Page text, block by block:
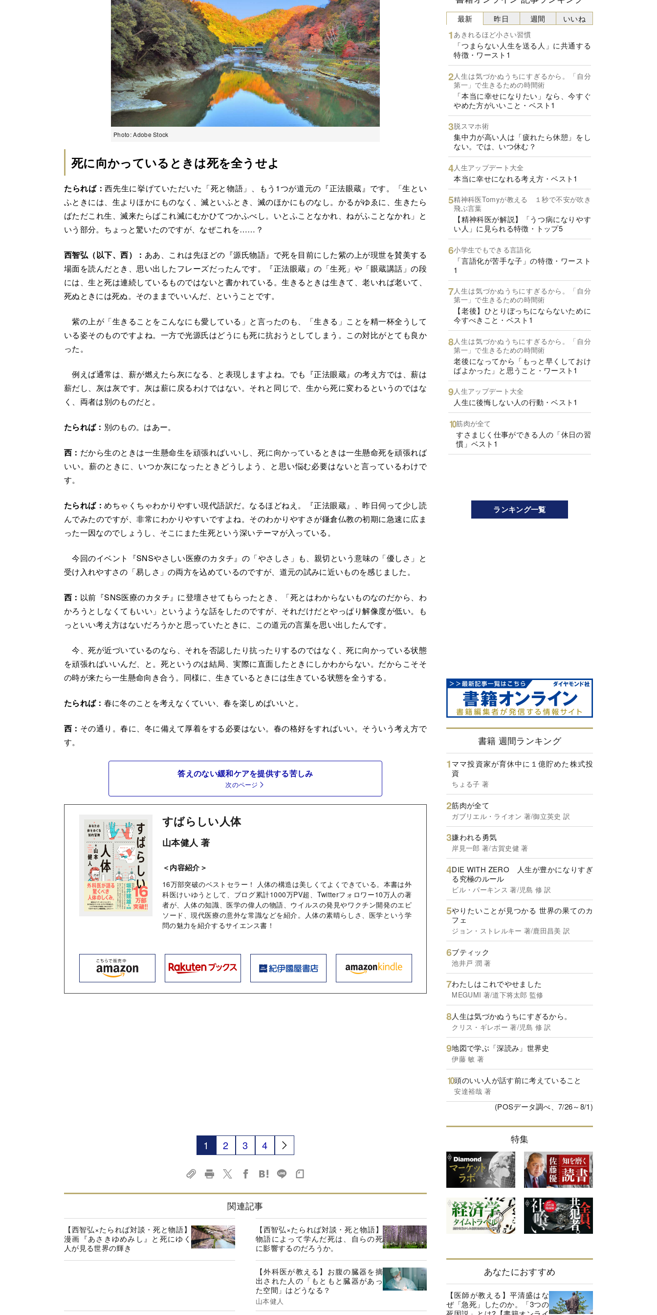
Photo: Adobe Stock
死に向かっているときは死を全うせよ
たられば：西先生に挙げていただいた「死と物語」、もう1つが道元の『正法眼蔵』です。「生とい
ふときには、生よりほかにものなく、滅といふとき、滅のほかにものなし。かるがゆゑに、生きたら
ばただこれ生、滅来たらばこれ滅にむかひてつかふべし。いとふことなかれ、ねがふことなかれ」と
いう部分。ちょっと驚いたのですが、なぜこれを……？
西智弘（以下、西）： ああ、これは先ほどの『源氏物語』で死を目前にした紫の上が現世を賛美する
場面を読んだとき、思い出したフレーズだったんです。『正法眼蔵』の「生死」や「眼蔵講話」の段
には、生と死は連続しているものではないと書かれている。生きるときは生きて、老いれば老いて、
死ぬときには死ぬ。そのままでいいんだ、ということです。
紫の上が「生きることをこんなにも愛している」と言ったのも、「生きる」ことを精一杯全うして
いる姿そのものですよね。一方で光源氏はどうにも死に抗おうとしてしまう。この対比がとても良か
った。
例えば通常は、薪が燃えたら灰になる、と表現しますよね。でも『正法眼蔵』の考え方では、薪は
薪だし、灰は灰です。灰は薪に戻るわけではない。それと同じで、生から死に変わるというのではな
く、両者は別のものだと。
たられば： 別のもの。はあー。
西： だから生のときは一生懸命生を頑張ればいいし、死に向かっているときは一生懸命死を頑張れば
いい。薪のときに、いつか灰になったときどうしよう、と思い悩む必要はないと言っているわけで
す。
たられば：めちゃくちゃわかりやすい現代語訳だ。なるほどねえ。『正法眼蔵』、昨日伺って少し読
んでみたのですが、非常にわかりやすいですよね。そのわかりやすさが鎌倉仏教の初期に急速に広ま
った一因なのでしょうし、そこにまた生死という深いテーマが入っている。
今回のイベント『SNSやさしい医療のカタチ』の「やさしさ」も、親切という意味の「優しさ」と
受け入れやすさの「易しさ」の両方を込めているのですが、道元の試みに近いものを感じました。
西： 以前『SNS医療のカタチ』に登壇させてもらったとき、「死とはわからないものなのだから、わ
かろうとしなくてもいい」というような話をしたのですが、それだけだとやっぱり解像度が低い。も
っといい考え方はないだろうかと思っていたときに、この道元の言葉を思い出したんです。
今、死が近づいているのなら、それを否認したり抗ったりするのではなく、死に向かっている状態
を頑張ればいいんだ、と。死というのは結局、実際に直面したときにしかわからない。だからこそそ
の時が来たら一生懸命向き合う。同様に、生きているときには生きている状態を全うする。
たられば： 春に冬のことを考えなくていい、春を楽しめばいいと。
西： その通り。春に、冬に備えて厚着をする必要はない。春の格好をすればいい。そういう考え方で
す。
答えのない緩和ケアを提供する苦しみ
次のページ
すばらしい人体
山本健人 著
＜内容紹介＞
16万部突破のベストセラー！ 人体の構造は美しくてよくできている。本書は外
科医けいゆうとして、ブログ累計1000万PV超、Twitterフォロワー10万人の著
者が、人体の知識、医学の偉人の物語、ウイルスの発見やワクチン開発のエピ
ソード、現代医療の意外な常識などを紹介。人体の素晴らしさ、医学という学
問の魅力を紹介するサイエンス書！
1 2 3 4
関連記事
【西智弘×たられば対談・死と物語】
漫画『あさきゆめみし』と死にゆく
人が見る世界の輝き
【西智弘×たられば対談・死と物語】
物語によって学んだ死は、自らの死
に影響するのだろうか。
【外科医が教える】お腹の臓器を摘
出された人の「もともと臓器があっ
た空間」はどうなる？
山本健人
最新
あきれるほど小さい習慣
「つまらない人生を送る人」に共通する
特徴・ワースト1
人生は気づかぬうちにすぎるから。「自分
第一」で生きるための時間術
「本当に幸せになりたい」なら、今すぐ
やめた方がいいこと・ベスト1
脱スマホ術
集中力が高い人は「疲れたら休憩」をし
ない。では、いつ休む？
人生アップデート大全
本当に幸せになれる考え方・ベスト1
精神科医Tomyが教える １秒で不安が吹き
飛ぶ言葉
【精神科医が解説】「うつ病になりやす
い人」に見られる特徴・トップ5
小学生でもできる言語化
「言語化が苦手な子」の特徴・ワースト
1
人生は気づかぬうちにすぎるから。「自分
第一」で生きるための時間術
【老後】ひとりぼっちにならないために
今すべきこと・ベスト1
人生は気づかぬうちにすぎるから。「自分
第一」で生きるための時間術
老後になってから「もっと早くしておけ
ばよかった」と思うこと・ワースト1
人生アップデート大全
人生に後悔しない人の行動・ベスト1
筋肉が全て
すさまじく仕事ができる人の「休日の習
慣」ベスト1
昨日 週間 いいね
ランキング一覧
書籍 週間ランキング
ママ投資家が育休中に１億貯めた株式投
資
ちょる子 著
筋肉が全て
ガブリエル・ライオン 著/御立英史 訳
嫌われる勇気
岸見一郎 著/古賀史健 著
DIE WITH ZERO 人生が豊かになりすぎ
る究極のルール
ビル・パーキンス 著/児島 修 訳
やりたいことが見つかる 世界の果てのカ
フェ
ジョン・ストレルキー 著/鹿田昌美 訳
ブティック
池井戸 潤 著
わたしはこれでやせました
MEGUMI 著/道下将太郎 監修
人生は気づかぬうちにすぎるから。
クリス・ギレボー 著/児島 修 訳
地図で学ぶ「深読み」世界史
伊藤 敏 著
頭のいい人が話す前に考えていること
安達裕哉 著
(POSデータ調べ、7/26～8/1)
特集
あなたにおすすめ
【医師が教える】平清盛はな
ぜ「急死」したのか。「3つの